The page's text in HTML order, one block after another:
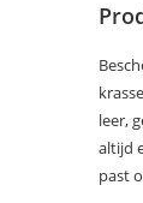
leer,
altijd
past